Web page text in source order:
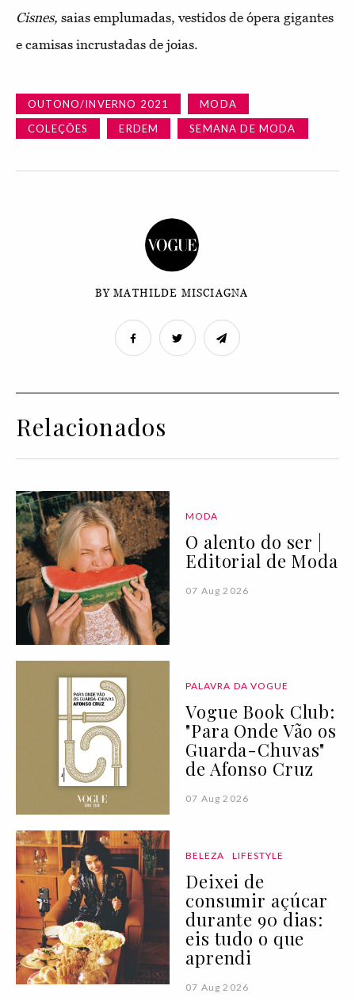
Cisnes, saias emplumadas, vestidos de ópera gigantes
e camisas incrustadas de joias.
OUTONO/INVERNO 2021
MODA
COLEÇÕES
ERDEM SEMANA DE MODA
BY MATHILDE MISCIAGNA
Relacionados
MODA
O alento do ser |
Editorial de Moda
07 Aug 2026
PALAVRA DA VOGUE
Vogue Book Club:
"Para Onde Vão os
Guarda-Chuvas"
de Afonso Cruz
07 Aug 2026
BELEZA LIFESTYLE
Deixei de
consumir açúcar
durante 90 dias:
eis tudo o que
aprendi
07 Aug 2026